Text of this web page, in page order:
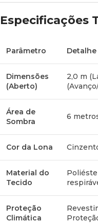
Especificações
Parâmetro
Dimensões
(Aberto)
2,0 m
Área de
Sombra
6
Cor da Lona
Material do
Tecido
Proteção
Climática